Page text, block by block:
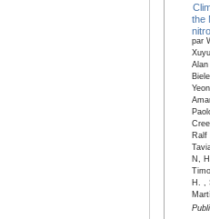
the
par
Ralf
N,
H. ,